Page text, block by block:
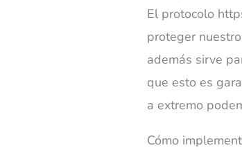
El protocolo
proteger
además sirve
que esto es
a extremo
Cómo